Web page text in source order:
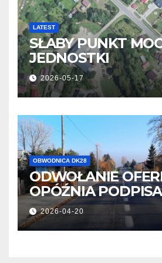
LATEST
SŁABY PUNKT
JEDNOSTKI
2026-05-17
OBWODNICA DK28
ODWOŁANIE
OPÓŹNIA
UMOWY
2026-04-20